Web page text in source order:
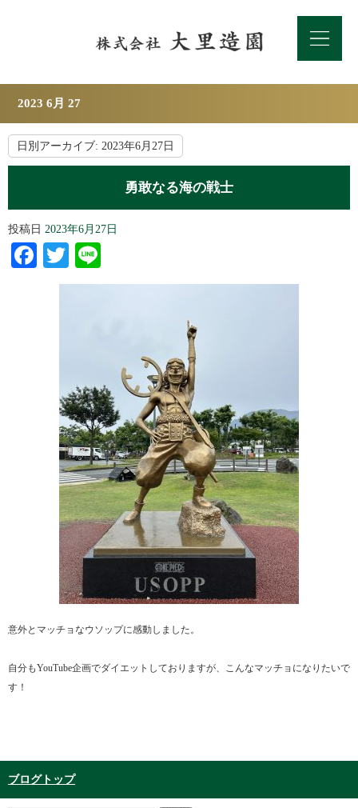
2023 6月 27
日別アーカイブ: 2023年6月27日
勇敢なる海の戦士
投稿日 2023年6月27日
Facebook
Twitter
意外とマッチョなウソップに感動しました。
自分もYouTube企画でダイエットしておりますが、こんなマッチョになりたいで
す！
ブログトップ